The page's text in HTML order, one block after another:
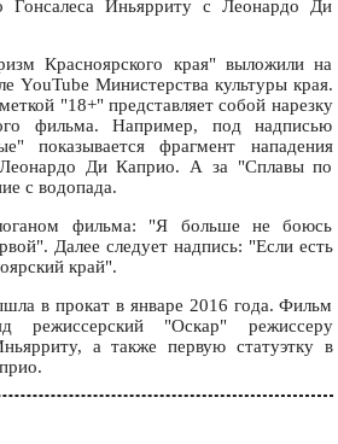
Иньярриту с Леонардо Ди
Красноярского края" выложили на
YouTube Министерства культуры края.
"18+" представляет собой нарезку
фильма. Например, под надписью
показывается фрагмент нападения
Ди Каприо. А за "Сплавы по
с водопада.
фильма: "Я больше не боюсь
Далее следует надпись: "Если есть
край".
в прокат в январе 2016 года. Фильм
режиссерский "Оскар" режиссеру
а также первую статуэтку в